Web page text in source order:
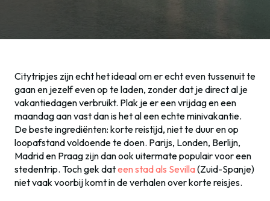
Citytripjes zijn echt het ideaal om er echt even tussenuit te
gaan en jezelf even op te laden, zonder dat je direct al je
vakantiedagen verbruikt. Plak je er een vrijdag en een
maandag aan vast dan is het al een echte minivakantie.
De beste ingrediënten: korte reistijd, niet te duur en op
loopafstand voldoende te doen. Parijs, Londen, Berlijn,
Madrid en Praag zijn dan ook uitermate populair voor een
stedentrip. Toch gek dateen stad als Sevilla(Zuid-Spanje)
niet vaak voorbij komt in de verhalen over korte reisjes.